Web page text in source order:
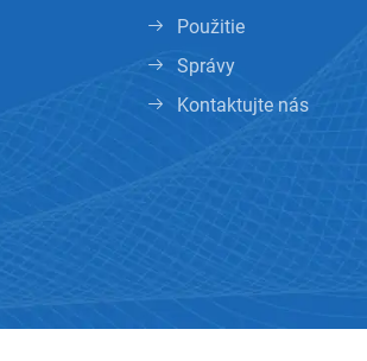
Použitie
Správy
Kontaktujte nás